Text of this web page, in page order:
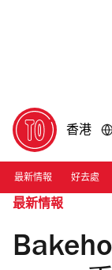
香港
最新情報 好去處
最新情報